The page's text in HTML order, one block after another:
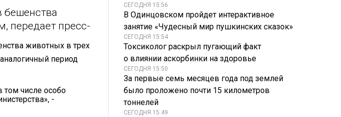
бешенства
передает пресс-
животных в трех
период
том числе особо
-
СЕГОДНЯ 15:56
В Одинцовском пройдет интерактивное
занятие «Чудесный мир пушкинских сказок»
СЕГОДНЯ 15:54
Токсиколог раскрыл пугающий факт
о влиянии аскорбинки на здоровье
СЕГОДНЯ 15:50
За первые семь месяцев года под землей
было проложено почти 15 километров
тоннелей
СЕГОДНЯ 15:49